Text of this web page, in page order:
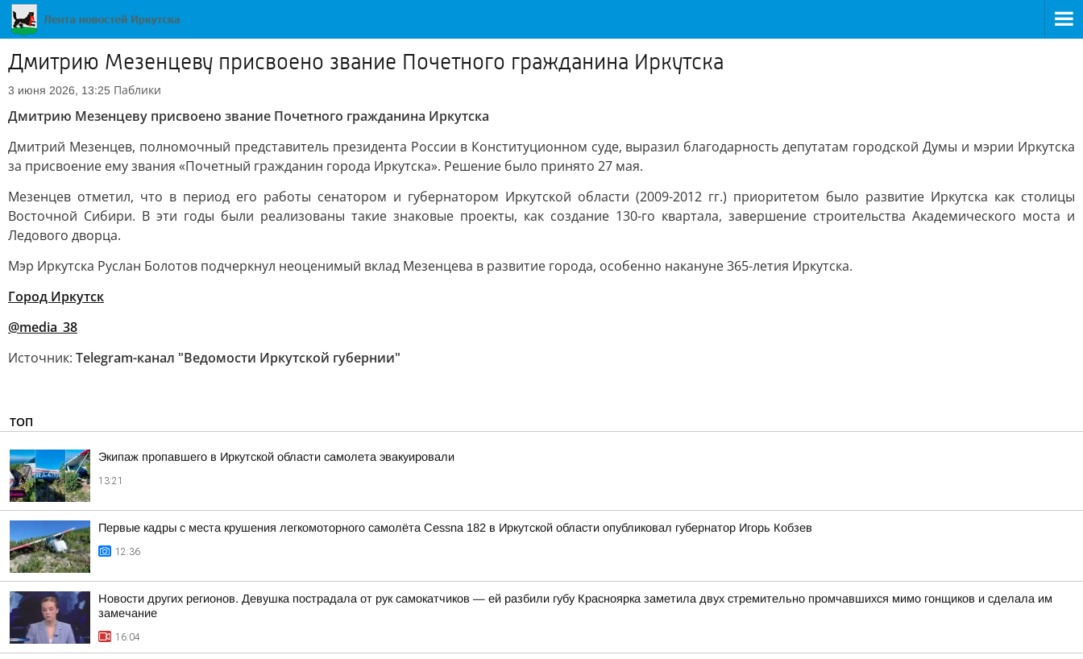
Дмитрию Мезенцеву присвоено звание Почетного гражданина Иркутска
3 июня 2026, 13:25 Паблики
Дмитрию Мезенцеву присвоено звание Почетного гражданина Иркутска
Дмитрий Мезенцев, полномочный представитель президента России в Конституционном суде, выразил благодарность депутатам городской Думы и мэрии Иркутска
за присвоение ему звания «Почетный гражданин города Иркутска». Решение было принято 27 мая.
Мезенцев отметил, что в период его работы сенатором и губернатором Иркутской области (2009-2012 гг.) приоритетом было развитие Иркутска как столицы
Восточной Сибири. В эти годы были реализованы такие знаковые проекты, как создание 130-го квартала, завершение строительства Академического моста и
Ледового дворца.
Мэр Иркутска Руслан Болотов подчеркнул неоценимый вклад Мезенцева в развитие города, особенно накануне 365-летия Иркутска.
Город Иркутск
@media_38
Источник: Telegram-канал "Ведомости Иркутской губернии"
ТОП
Экипаж пропавшего в Иркутской области самолета эвакуировали
13:21
Первые кадры с места крушения легкомоторного самолёта Cessna 182 в Иркутской области опубликовал губернатор Игорь Кобзев
12:36
Новости других регионов. Девушка пострадала от рук самокатчиков — ей разбили губу Красноярка заметила двух стремительно промчавшихся мимо гонщиков и сделала им
замечание
16:04